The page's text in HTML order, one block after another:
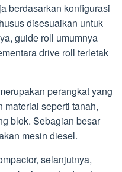
berdasarkan konfigurasi
disesuaikan untuk
guide roll umumnya
drive roll terletak
perangkat yang
material seperti tanah,
blok. Sebagian besar
mesin diesel.
selanjutnya,